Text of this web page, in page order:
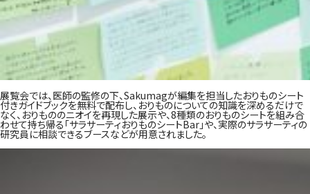
展覧会では、医師の監修の下、Sakumagが編集を担当したおりものシート
付きガイドブックを無料で配布し、おりものについての知識を深めるだけで
なく、おりもののニオイを再現した展示や、8種類のおりものシートを組み合
わせて持ち帰る「サラサーティおりものシートBar」や、実際のサラサーティの
研究員に相談できるブースなどが用意されました。